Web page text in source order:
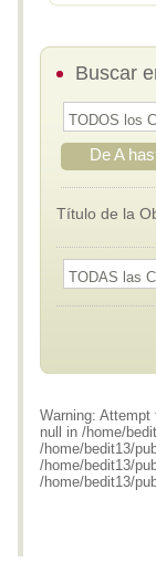
Buscar
De A
Título de la
Warning:
null in /home/
/home/bedit13/
/home/bedit13/
/home/bedit13/